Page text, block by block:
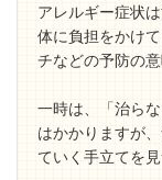
アレルギー症状
体に負担をかけ
チなどの予防の
一時は、「治ら
はかかりますが
ていく手立てを